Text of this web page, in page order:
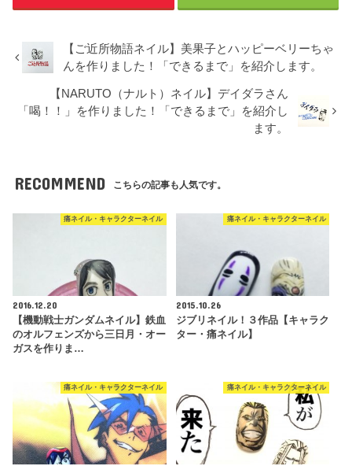
【ご近所物語ネイル】美果子とハッピーベリーちゃ
んを作りました！「できるまで」を紹介します。
【NARUTO（ナルト）ネイル】デイダラさん
「喝！！」を作りました！「できるまで」を紹介し
ます。
RECOMMEND こちらの記事も人気です。
痛ネイル・キャラクターネイル
2016.12.20
【機動戦士ガンダムネイル】鉄血
のオルフェンズから三日月・オー
ガスを作りま…
痛ネイル・キャラクターネイル
2015.10.26
ジブリネイル！３作品【キャラク
ター・痛ネイル】
痛ネイル・キャラクターネイル 痛ネイル・キャラクターネイル